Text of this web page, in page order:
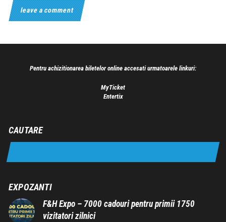
Pentru achizitionarea biletelor online accesati urmatoarele linkuri:
MyTicket
Entertix
CAUTARE
EXPOZANTI
F&H Expo – 7000 cadouri pentru primii 1750
vizitatori zilnici